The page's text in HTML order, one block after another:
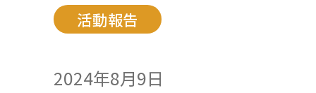
活動報告
2024年8月9日